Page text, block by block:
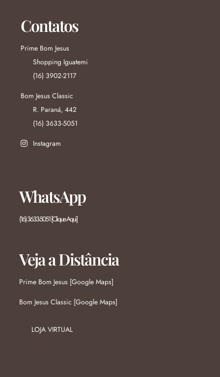
Contatos
Prime Bom Jesus
Shopping Iguatemi
(16) 3902-2117
Bom Jesus Classic
R. Paraná, 442
(16) 3633-5051
Instagram
WhatsApp
(16) 3633-5051 [Clique Aqui]
Veja a Distância
Prime Bom Jesus [Google Maps]
Bom Jesus Classic [Google Maps]
LOJA VIRTUAL